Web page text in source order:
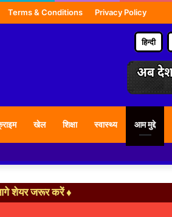
Terms & Conditions Privacy Policy
हिन्दी
खेल शिक्षा स्वास्थ्य आम मुद्दे
शेयर जरूर करें ♦